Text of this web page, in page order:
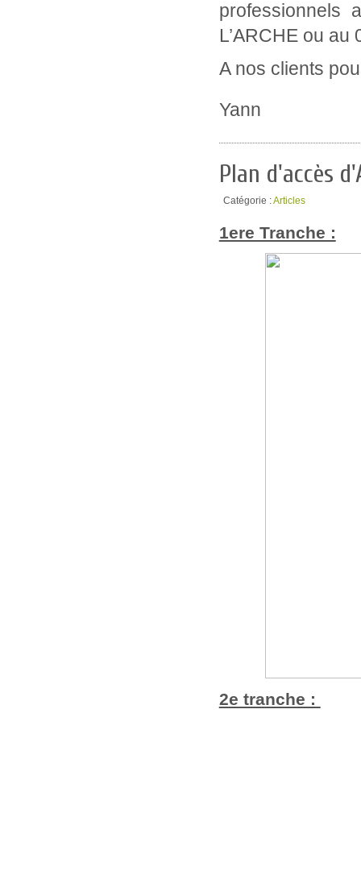
professionnels
L’ARCHE ou au
A nos clients
Yann
Plan d'accès
Catégorie :Articles
1ere Tranche :
2e tranche :